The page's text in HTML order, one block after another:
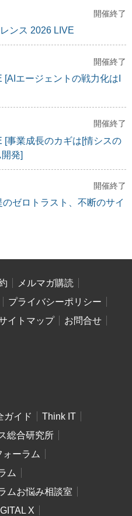
開催終了
ンス 2026 LIVE
開催終了
[AIエージェントの戦力化はI
開催終了
[事業成長のカギは[情シスの
発]
開催終了
のゼロトラスト、不断のサイ
メルマガ購読
プライバシーポリシー
イトマップ
お問合せ
ガイド
Think IT
総合研究所
ォーラム
ム
ムお悩み相談室
X